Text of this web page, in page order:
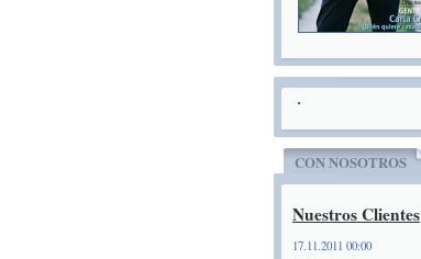
CON NOSOTROS
Nuestros Clientes
17.11.2011 00:00